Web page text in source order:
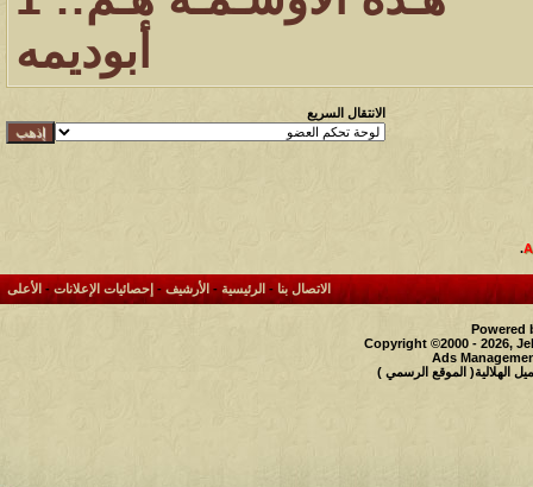
أبوديمه
الانتقال السريع
.
الاتصال بنا- الرئيسية-الأرشيف- إحصائيات الإعلانات- الأعلى
Powered
Copyright ©2000 - 2026,
Ads
الهلالية( الموقع الرسمي )